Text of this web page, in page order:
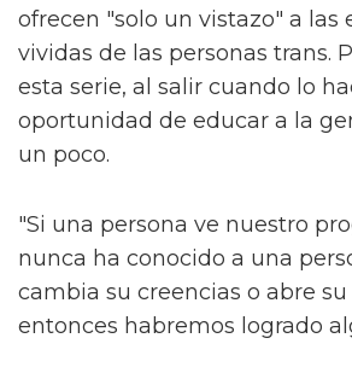
ofrecen "solo un vistazo" a las
vividas de las personas trans.
esta serie, al salir cuando lo
oportunidad de educar a la
un poco.
"Si una persona ve nuestro
nunca ha conocido a una
cambia su creencias o abre
entonces habremos logrado